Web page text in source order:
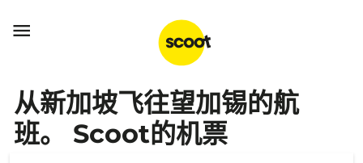

从新加坡飞往望加锡的航
班。 Scoot的机票